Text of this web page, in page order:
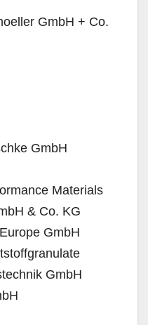
GmbH + Co.
GmbH
Materials
& Co. KG
GmbH
GmbH